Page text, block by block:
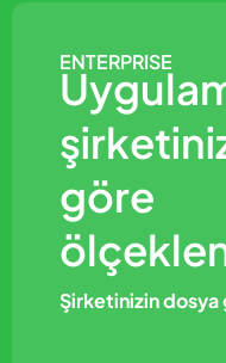
ENTERPRISE
göre
Şirketinizin dosya